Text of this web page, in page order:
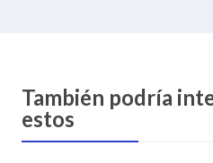
También podría
estos